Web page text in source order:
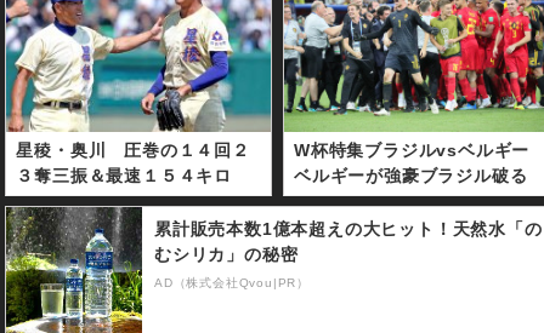
星稜・奥川 圧巻の１４回２
３奪三振＆最速１５４キロ
W杯特集ブラジルvsベルギー
ベルギーが強豪ブラジル破る
累計販売本数1億本超えの大ヒット！天然水「の
むシリカ」の秘密
AD（株式会社Qvou|PR）